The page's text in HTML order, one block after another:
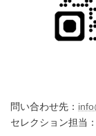
問い合わせ先：
セレクション担当